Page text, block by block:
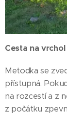
Cesta na vrchol
Metodka se
přístupná.
na rozcestí a z
z počátku